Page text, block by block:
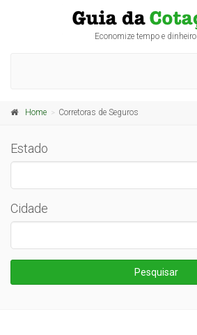
Economize tempo e dinheiro
Home Corretoras de Seguros
Estado
Cidade
Pesquisar